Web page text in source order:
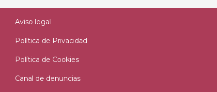
Aviso legal
Política de Privacidad
Política de Cookies
Canal de denuncias